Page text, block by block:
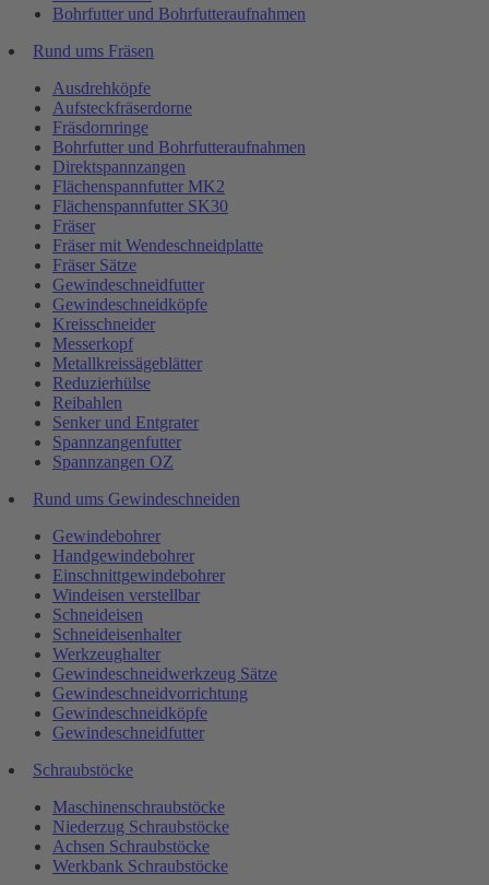
Bohrfutter und Bohrfutteraufnahmen
Rund ums Fräsen
Ausdrehköpfe
Aufsteckfräserdorne
Fräsdornringe
Bohrfutter und Bohrfutteraufnahmen
Direktspannzangen
Flächenspannfutter MK2
Flächenspannfutter SK30
Fräser
Fräser mit Wendeschneidplatte
Fräser Sätze
Gewindeschneidfutter
Gewindeschneidköpfe
Kreisschneider
Messerkopf
Metallkreissägeblätter
Reduzierhülse
Reibahlen
Senker und Entgrater
Spannzangenfutter
Spannzangen OZ
Rund ums Gewindeschneiden
Gewindebohrer
Handgewindebohrer
Einschnittgewindebohrer
Windeisen verstellbar
Schneideisen
Schneideisenhalter
Werkzeughalter
Gewindeschneidwerkzeug Sätze
Gewindeschneidvorrichtung
Gewindeschneidköpfe
Gewindeschneidfutter
Schraubstöcke
Maschinenschraubstöcke
Niederzug Schraubstöcke
Achsen Schraubstöcke
Werkbank Schraubstöcke